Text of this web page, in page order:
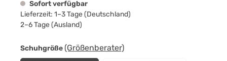
Sofort verfügbar
Lieferzeit: 1–3 Tage (Deutschland)
2–6 Tage (Ausland)
Schuhgrößeauswählen
(Größenberater)